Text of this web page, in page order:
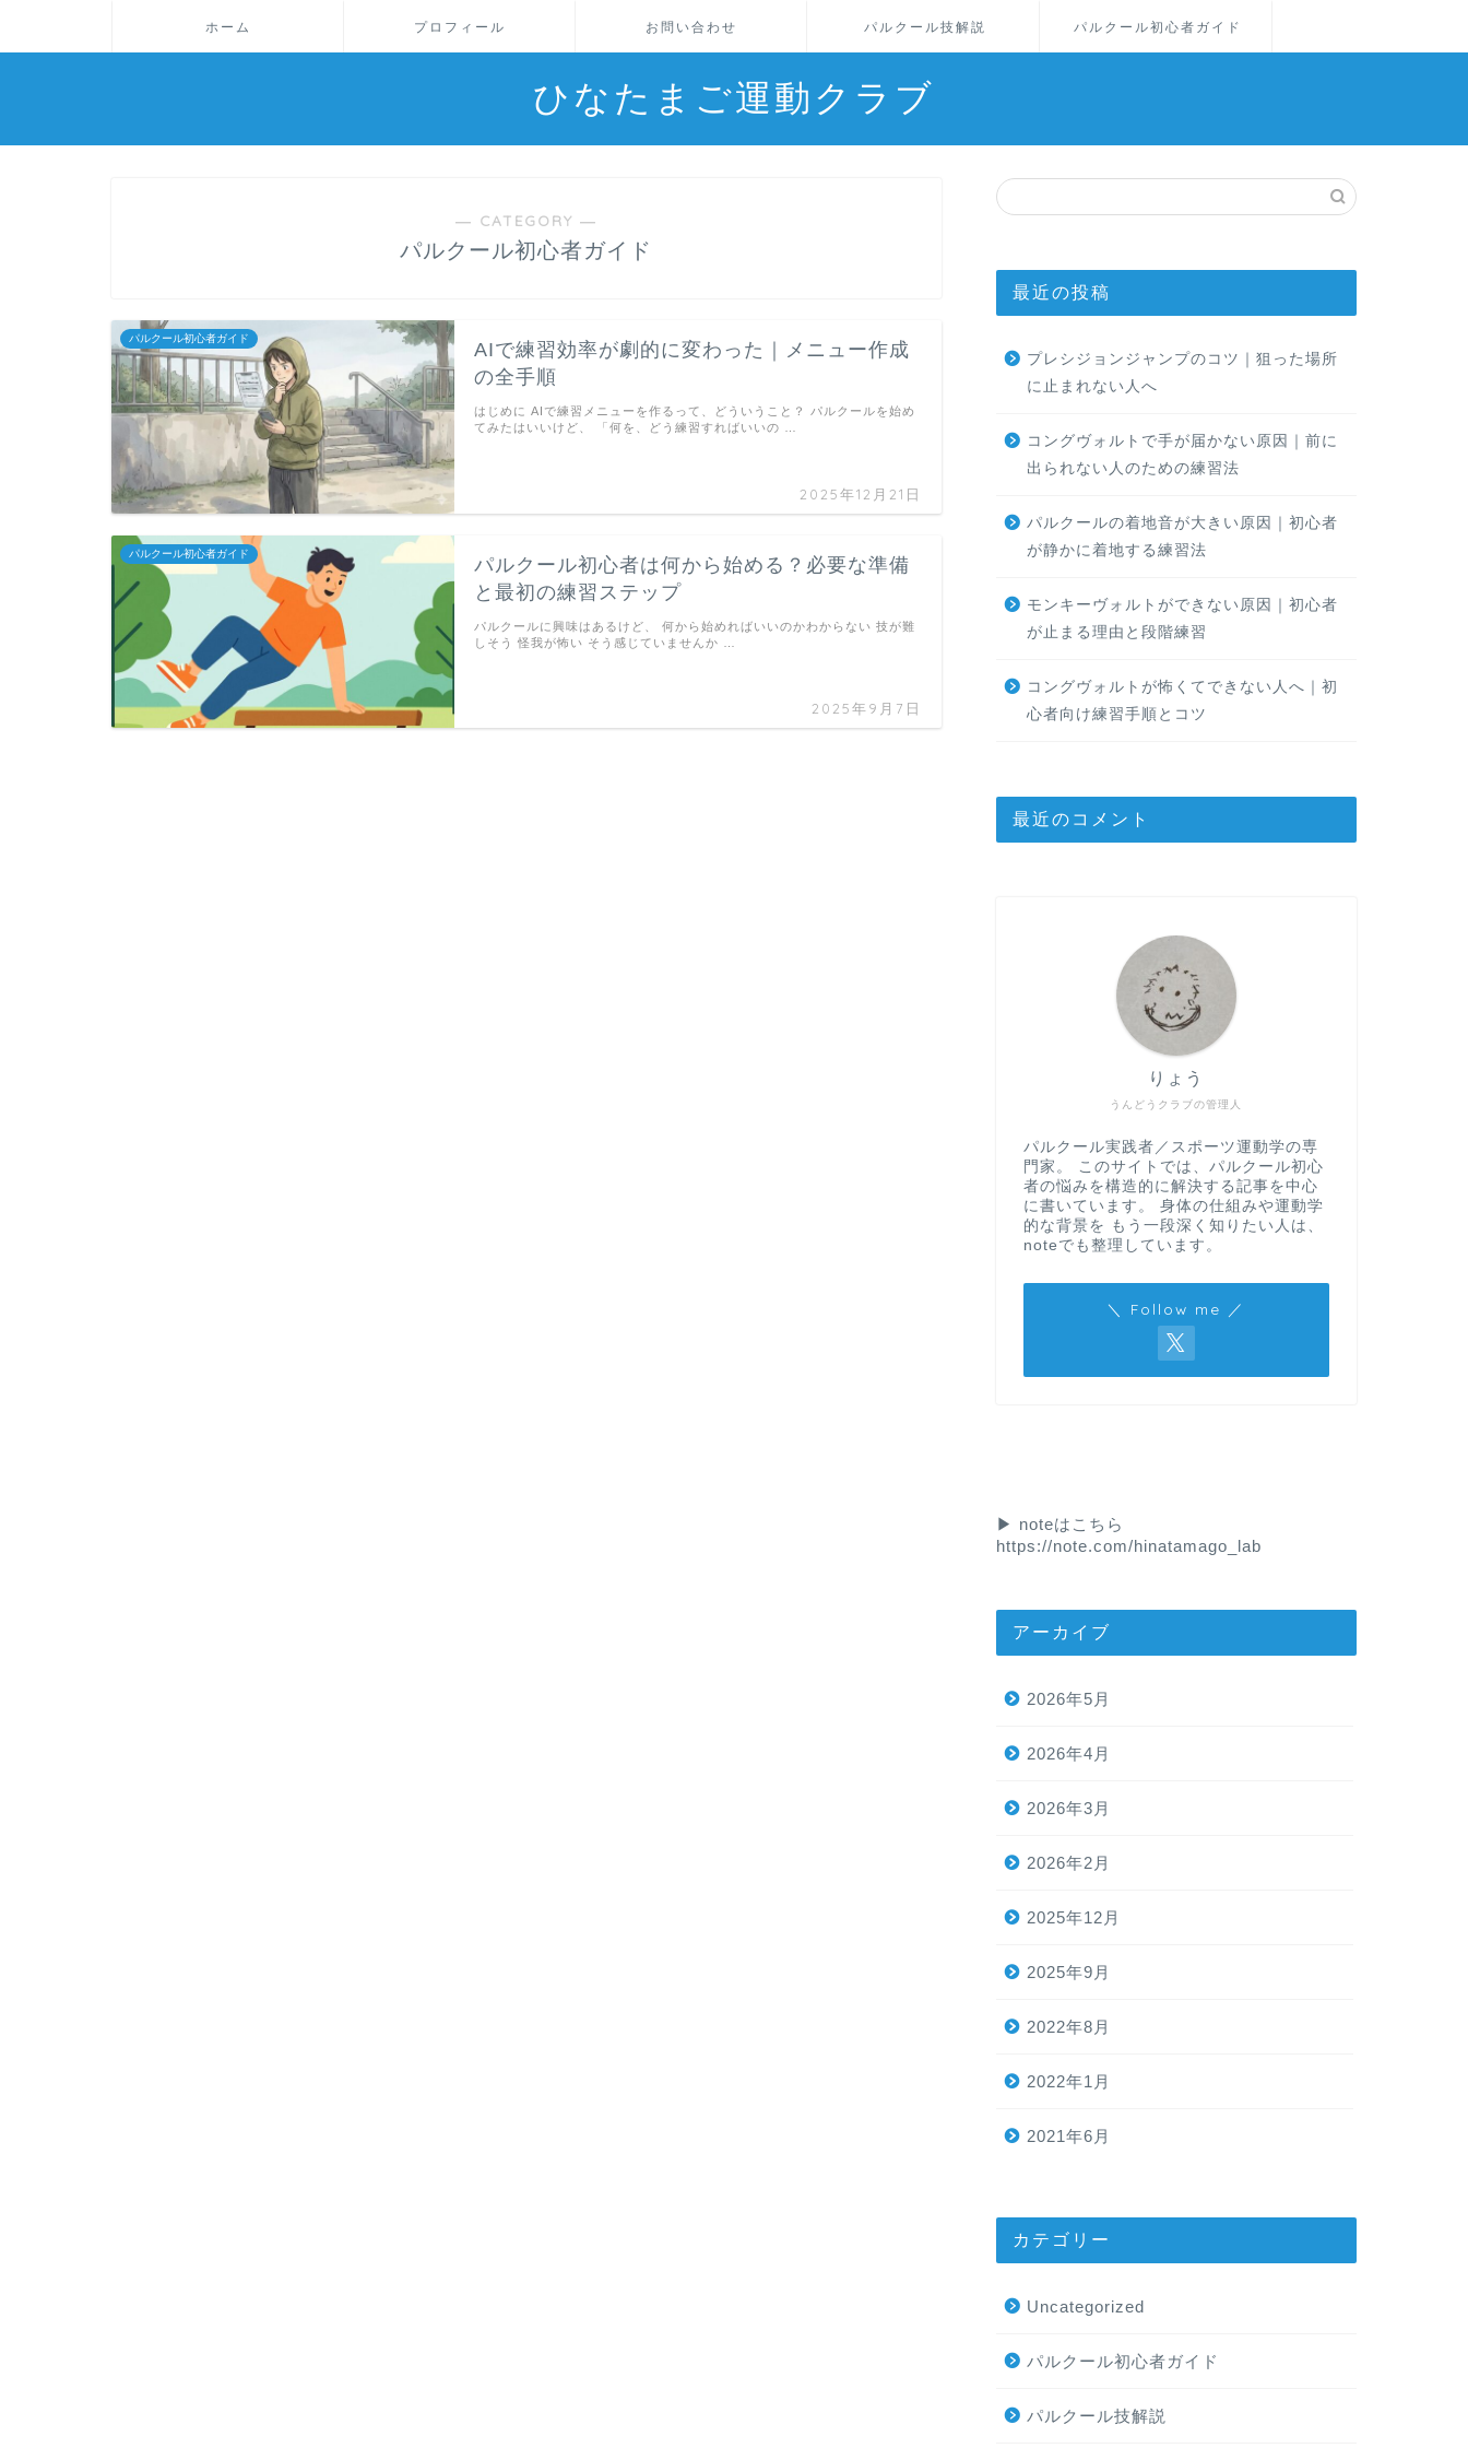
ホーム プロフィール お問い合わせ パルクール技解説 パルクール初心者ガイド
ひなたまご運動クラブ
― CATEGORY ―
パルクール初心者ガイド
パルクール初心者ガイド
AIで練習効率が劇的に変わった｜メニュー作成
の全手順
2025年12月21日
はじめに AIで練習メニューを作るって、どういうこと？ パルクールを始め
てみたはいいけど、 「何を、どう練習すればいいの …
パルクール初心者ガイド
パルクール初心者は何から始める？必要な準備
と最初の練習ステップ
2025年9月7日
パルクールに興味はあるけど、 何から始めればいいのかわからない 技が難
しそう 怪我が怖い そう感じていませんか …
最近の投稿
プレシジョンジャンプのコツ｜狙った場所
に止まれない人へ
コングヴォルトで手が届かない原因｜前に
出られない人のための練習法
パルクールの着地音が大きい原因｜初心者
が静かに着地する練習法
モンキーヴォルトができない原因｜初心者
が止まる理由と段階練習
コングヴォルトが怖くてできない人へ｜初
心者向け練習手順とコツ
最近のコメント
うんどうクラブの管理人
りょう
パルクール実践者／スポーツ運動学の専
門家。 このサイトでは、パルクール初心
者の悩みを構造的に解決する記事を中心
に書いています。 身体の仕組みや運動学
的な背景を もう一段深く知りたい人は、
noteでも整理しています。
＼ Follow me ／
▶︎ noteはこちら
https://note.com/hinatamago_lab
アーカイブ
2026年5月
2026年4月
2026年3月
2026年2月
2025年12月
2025年9月
2022年8月
2022年1月
2021年6月
カテゴリー
Uncategorized
パルクール初心者ガイド
パルクール技解説